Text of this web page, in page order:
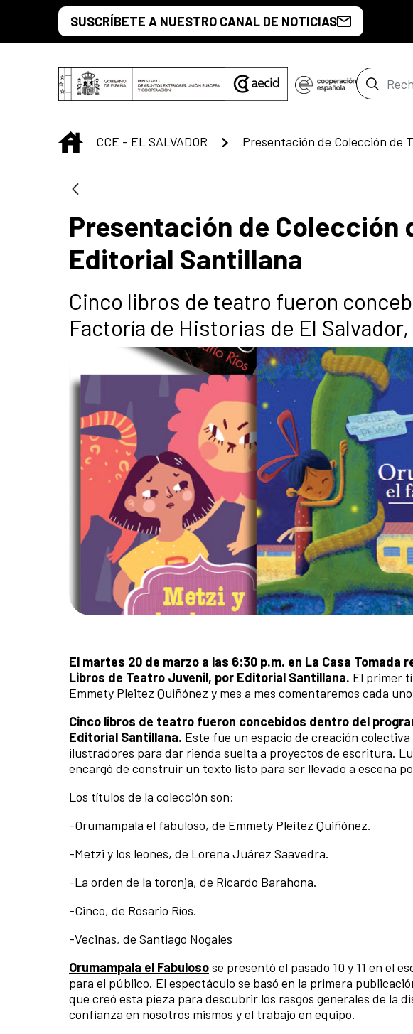
Saut au contenu principal
SUSCRÍBETE A NUESTRO CANAL DE NOTICIAS
Barre
INICIO
CCE - EL SALVADOR
Presentación de Colección
Editorial Santillana
Cinco libros de teatro fueron
Factoría de Historias de El
El martes 20 de marzo a las 6:30 p.m. en La Casa Tomada
Libros de Teatro Juvenil, por Editorial Santillana. El primer
Emmety Pleitez Quiñónez y mes a mes comentaremos cada
Cinco libros de teatro fueron concebidos dentro del
Editorial Santillana. Este fue un espacio de creación
ilustradores para dar rienda suelta a proyectos de escritura.
encargó de construir un texto listo para ser llevado a escena
Los títulos de la colección son:
-Orumampala el fabuloso, de Emmety Pleitez Quiñónez.
-Metzi y los leones, de Lorena Juárez Saavedra.
-La orden de la toronja, de Ricardo Barahona.
-Cinco, de Rosario Ríos.
-Vecinas, de Santiago Nogales
Orumampala el Fabulosose presentó el pasado 10 y 11 en el
para el público. El espectáculo se basó en la primera
que creó esta pieza para descubrir los rasgos generales de la
confianza en nosotros mismos y el trabajo en equipo.